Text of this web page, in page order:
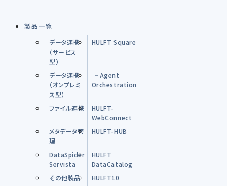
製品一覧
データ連携
（サービス
型）
HULFT Square
データ連携
（オンプレミ
ス型）
└ Agent
Orchestration
ファイル連携
HULFT-
WebConnect
メタデータ管
理
HULFT-HUB
DataSpider
Servista
HULFT
DataCatalog
その他製品
HULFT10